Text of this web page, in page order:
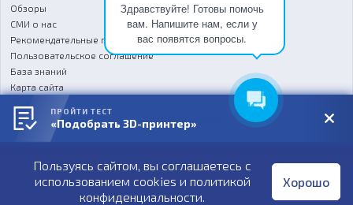
Здравствуйте! Готовы помочь
вам. Напишите нам, если у
вас появятся вопросы.
Обзоры
СМИ о нас
Рекомендательные письма
Пользовательское соглашение
База знаний
Карта сайта
Согласие на обработку персональных данных
Политика конфиденциальности
Публичная оферта
Пользуясь сайтом, вы соглашаетесь с
использованием cookies и политикой
конфиденциальности.
Хорошо
ПРОЙТИ ТЕСТ
«Подобрать 3D-принтер»